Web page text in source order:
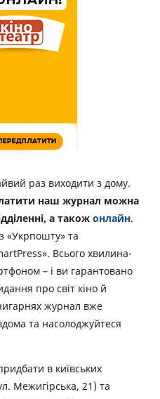
раз виходити з дому.
наш журнал можна
а також онлайн.
«Укрпошту» та
Всього хвилина-
– і ви гарантовано
про світ кіно й
журнал вже
та насолоджуйтеся
в київських
Межигірська, 21) та